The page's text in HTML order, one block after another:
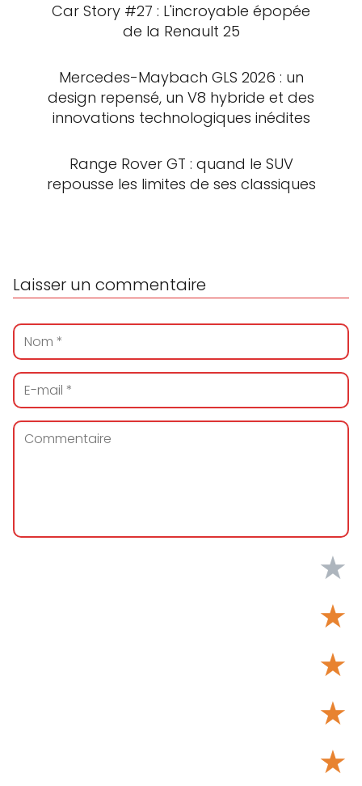
Car Story #27 : L'incroyable épopée
de la Renault 25
Mercedes-Maybach GLS 2026 : un
design repensé, un V8 hybride et des
innovations technologiques inédites
Range Rover GT : quand le SUV
repousse les limites de ses classiques
Laisser un commentaire
★
★
★
★
★